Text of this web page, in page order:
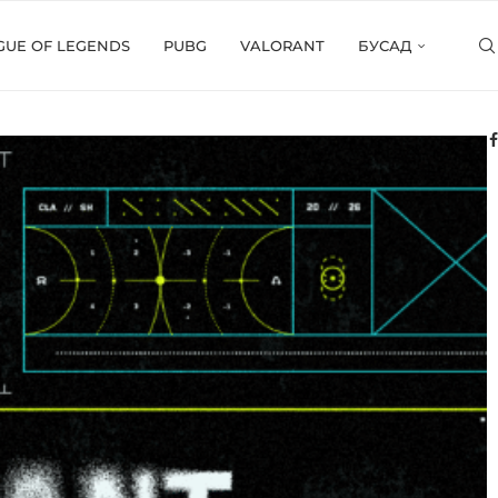
OF LEGENDS PUBG VALORANT БУСАД